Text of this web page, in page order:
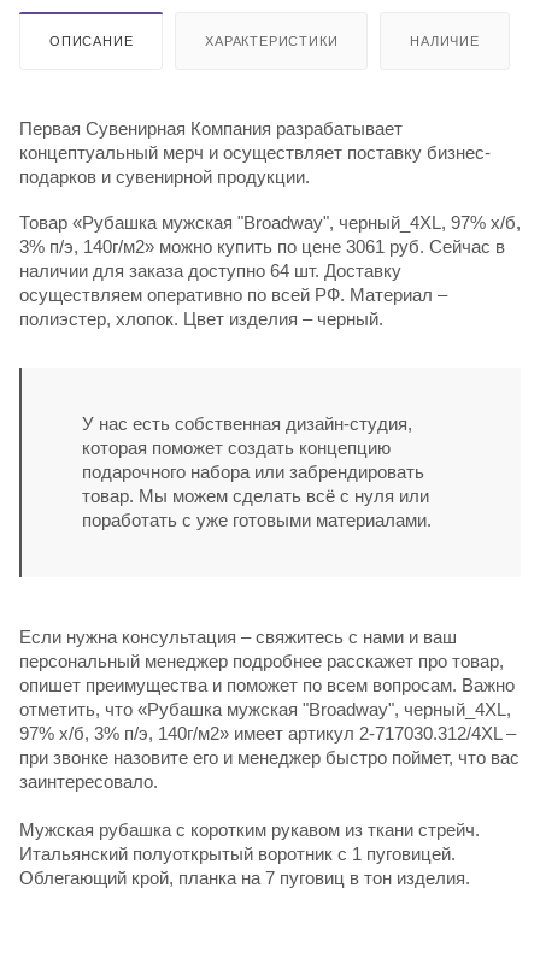
ОПИСАНИЕ ХАРАКТЕРИСТИКИ НАЛИЧИЕ
Первая Сувенирная Компания разрабатывает
концептуальный мерч и осуществляет поставку бизнес-
подарков и сувенирной продукции.
Товар «Рубашка мужская "Broadway", черный_4XL, 97% х/б,
3% п/э, 140г/м2» можно купить по цене 3061 руб. Сейчас в
наличии для заказа доступно 64 шт. Доставку
осуществляем оперативно по всей РФ. Материал –
полиэстер, хлопок. Цвет изделия – черный.
У нас есть собственная дизайн-студия,
которая поможет создать концепцию
подарочного набора или забрендировать
товар. Мы можем сделать всё с нуля или
поработать с уже готовыми материалами.
Если нужна консультация – свяжитесь с нами и ваш
персональный менеджер подробнее расскажет про товар,
опишет преимущества и поможет по всем вопросам. Важно
отметить, что «Рубашка мужская "Broadway", черный_4XL,
97% х/б, 3% п/э, 140г/м2» имеет артикул 2-717030.312/4XL –
при звонке назовите его и менеджер быстро поймет, что вас
заинтересовало.
Мужская рубашка с коротким рукавом из ткани стрейч.
Итальянский полуоткрытый воротник с 1 пуговицей.
Облегающий крой, планка на 7 пуговиц в тон изделия.